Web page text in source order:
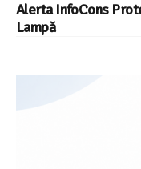
Alerta InfoCons
Lampă